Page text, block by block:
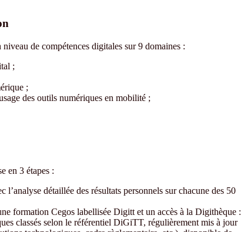
de compétences digitales sur 9 domaines :
;
;
des outils numériques en mobilité ;
en 3 étapes :
l’analyse détaillée des résultats personnels sur chacune des 50
formation Cegos labellisée Digitt et un accès à la Digithèque :
classés selon le référentiel DiGiTT, régulièrement mis à jour